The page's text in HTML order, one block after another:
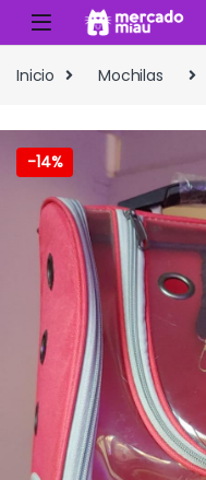
Skip to navigation
Skip to content
Inicio Mochilas
-14%